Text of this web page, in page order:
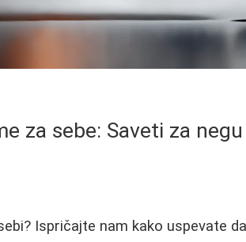
za sebe: Saveti za
Ispričajte nam kako uspevate